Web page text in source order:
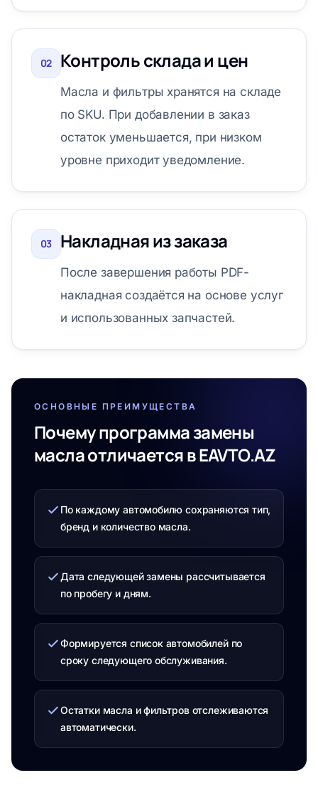
02 Контроль склада и цен
Масла и фильтры хранятся на складе
по SKU. При добавлении в заказ
остаток уменьшается, при низком
уровне приходит уведомление.
03 Накладная из заказа
После завершения работы PDF-
накладная создаётся на основе услуг
и использованных запчастей.
ОСНОВНЫЕ ПРЕИМУЩЕСТВА
Почему программа замены
масла отличается в EAVTO.AZ
По каждому автомобилю сохраняются тип,
бренд и количество масла.
Дата следующей замены рассчитывается
по пробегу и дням.
Формируется список автомобилей по
сроку следующего обслуживания.
Остатки масла и фильтров отслеживаются
автоматически.